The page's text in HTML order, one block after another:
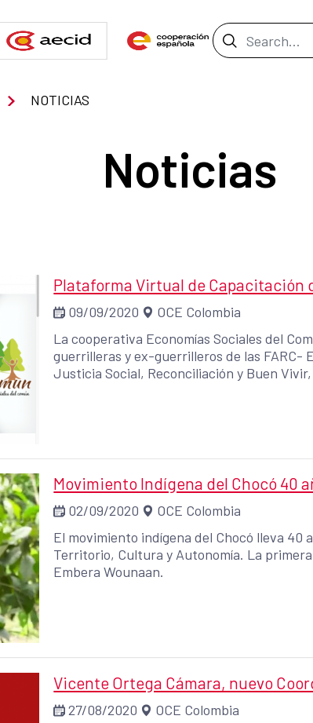
Search Bar
NOTICIAS
Noticias
Plataforma Virtual de Capacitación
09/09/2020
OCE Colombia
La cooperativa Economías Sociales del
guerrilleras y ex-guerrilleros de las FARC-
Justicia Social, Reconciliación y Buen
Movimiento Indígena del Chocó 40
02/09/2020
OCE Colombia
El movimiento indígena del Chocó lleva 40
Territorio, Cultura y Autonomía. La
Embera Wounaan.
Vicente Ortega Cámara, nuevo
27/08/2020
OCE Colombia